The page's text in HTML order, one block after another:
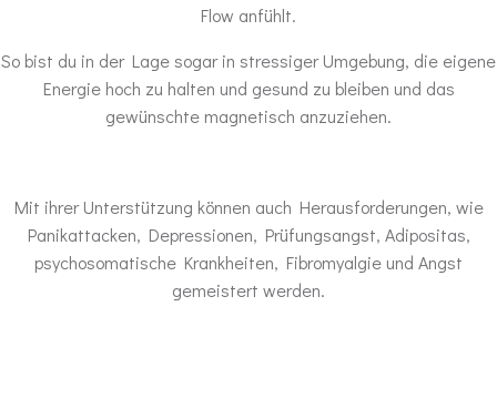
Flow anfühlt.
So bist du in der Lage sogar in stressiger Umgebung, die eigene
Energie hoch zu halten und gesund zu bleiben und das
gewünschte magnetisch anzuziehen.
Mit ihrer Unterstützung können auch Herausforderungen, wie
Panikattacken, Depressionen, Prüfungsangst, Adipositas,
psychosomatische Krankheiten, Fibromyalgie und Angst
gemeistert werden.